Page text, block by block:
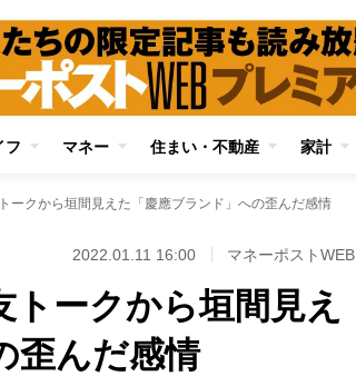
フ マネー 住まい・不動産 家計
ークから垣間見えた「慶應ブランド」への歪んだ感情
2022.01.11 16:00 マネーポストWEB
ークから垣間見え
歪んだ感情